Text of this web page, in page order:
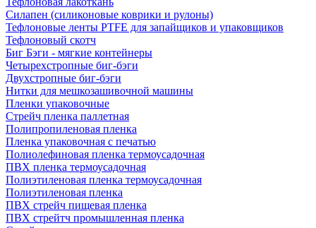
Силапен (силиконовые коврики и рулоны)
Тефлоновые ленты PTFE для запайщиков и упаковщиков
Тефлоновый скотч
Биг Бэги - мягкие контейнеры
Четырехстропные биг-бэги
Двухстропные биг-бэги
Нитки для мешкозашивочной машины
Пленки упаковочные
Стрейч пленка паллетная
Полипропиленовая пленка
Пленка упаковочная с печатью
Полиолефиновая пленка термоусадочная
ПВХ пленка термоусадочная
Полиэтиленовая пленка термоусадочная
Полиэтиленовая пленка
ПВХ стрейч пищевая пленка
ПВХ стрейтч промышленная пленка